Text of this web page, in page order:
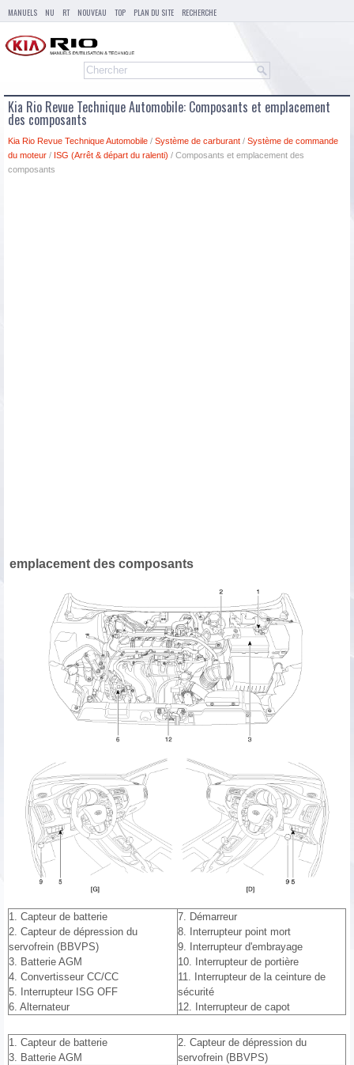
MANUELS NU RT NOUVEAU TOP PLAN DU SITE RECHERCHE
Kia Rio Revue Technique Automobile: Composants et emplacement
des composants
Kia Rio Revue Technique Automobile / Système de carburant / Système de commande
du moteur / ISG (Arrêt & départ du ralenti) / Composants et emplacement des
composants
emplacement des composants
1. Capteur de batterie
2. Capteur de dépression du
servofrein (BBVPS)
3. Batterie AGM
4. Convertisseur CC/CC
5. Interrupteur ISG OFF
6. Alternateur
7. Démarreur
8. Interrupteur point mort
9. Interrupteur d'embrayage
10. Interrupteur de portière
11. Interrupteur de la ceinture de
sécurité
12. Interrupteur de capot
1. Capteur de batterie
3. Batterie AGM
2. Capteur de dépression du
servofrein (BBVPS)